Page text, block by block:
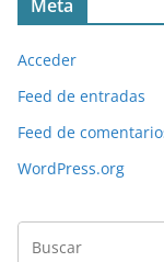
Meta
Acceder
Feed de entradas
Feed de
WordPress.org